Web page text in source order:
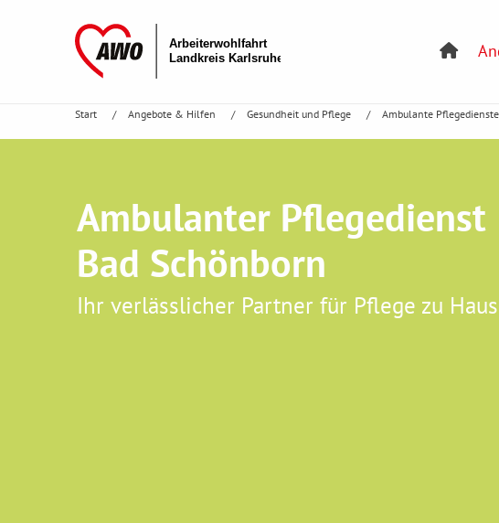
Start Angebote & Hilfen Gesundheit und Pflege Ambulante Pflegedienste
Ambulanter Pflegedienst
Bad Schönborn
Ihr verlässlicher Partner für Pflege zu